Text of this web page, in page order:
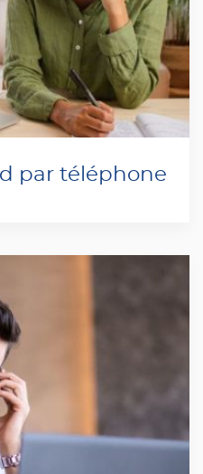
par téléphone